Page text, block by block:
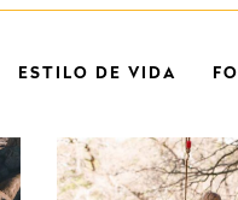
ESTILO DE VIDA